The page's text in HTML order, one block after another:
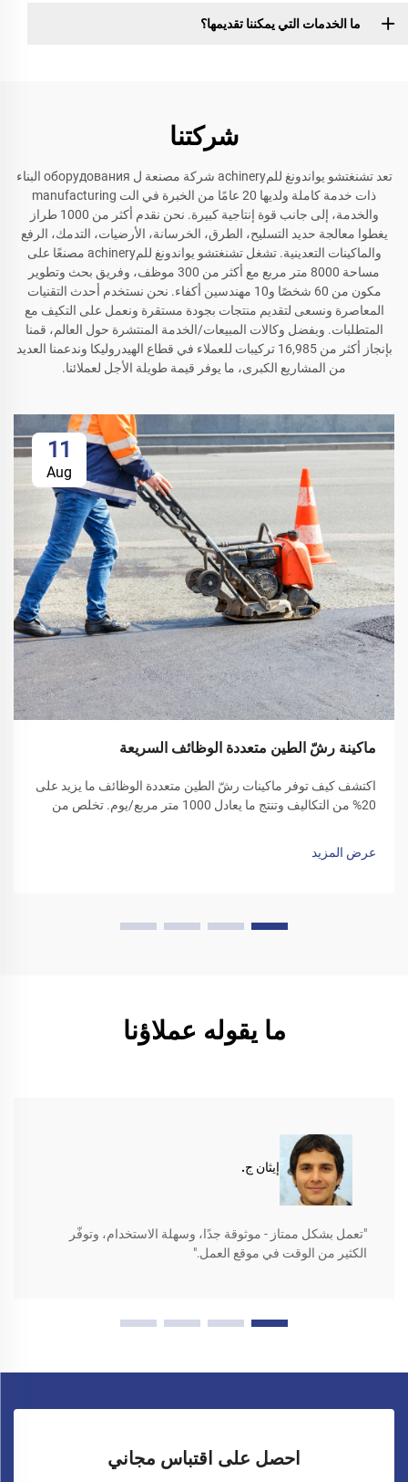
ما الخدمات التي يمكننا تقديمها؟
شركتنا
تعد تشنغتشو يواندونغ للمachinery شركة مصنعة ل оборудования البناء
ذات خدمة كاملة ولديها 20 عامًا من الخبرة في الت manufacturing
والخدمة، إلى جانب قوة إنتاجية كبيرة. نحن نقدم أكثر من 1000 طراز
يغطوا معالجة حديد التسليح، الطرق، الخرسانة، الأرضيات، التدمك، الرفع
والماكينات التعدينية. تشغل تشنغتشو يواندونغ للمachinery مصنعًا على
مساحة 8000 متر مربع مع أكثر من 300 موظف، وفريق بحث وتطوير
مكون من 60 شخصًا و10 مهندسين أكفاء. نحن نستخدم أحدث التقنيات
المعاصرة ونسعى لتقديم منتجات بجودة مستقرة ونعمل على التكيف مع
المتطلبات. وبفضل وكالات المبيعات/الخدمة المنتشرة حول العالم، قمنا
بإنجاز أكثر من 16,985 تركيبات للعملاء في قطاع الهيدروليكا وندعمنا العديد
من المشاريع الكبرى، ما يوفر قيمة طويلة الأجل لعملائنا.
11
Aug
ماكينة رشّ الطين متعددة الوظائف السريعة
اكتشف كيف توفر ماكينات رشّ الطين متعددة الوظائف ما يزيد على
20% من التكاليف وتنتج ما يعادل 1000 متر مربع/يوم. تخلص من
عرض المزيد
ما يقوله عملاؤنا
إيثان ج.
"تعمل بشكل ممتاز - موثوقة جدًا، وسهلة الاستخدام، وتوفّر
الكثير من الوقت في موقع العمل."
احصل على اقتباس مجاني